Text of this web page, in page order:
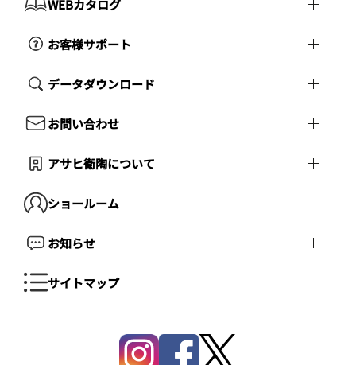
WEBカタログ
お客様サポート
データダウンロード
お問い合わせ
アサヒ衛陶について
ショールーム
お知らせ
サイトマップ